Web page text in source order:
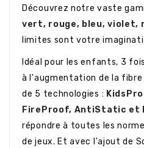
Découvrez notre vaste
vert, rouge, bleu, violet,
limites sont votre
Idéal pour les enfants, 3
à l'augmentation de la
de 5 technologies :
FireProof, AntiStatic et
répondre à toutes les
de jeux. Et avec l'ajout de